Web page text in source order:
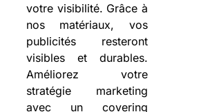
votre visibilité. Grâce à
nos matériaux, vos
publicités resteront
visibles et durables.
Améliorez votre
stratégie marketing
avec un covering